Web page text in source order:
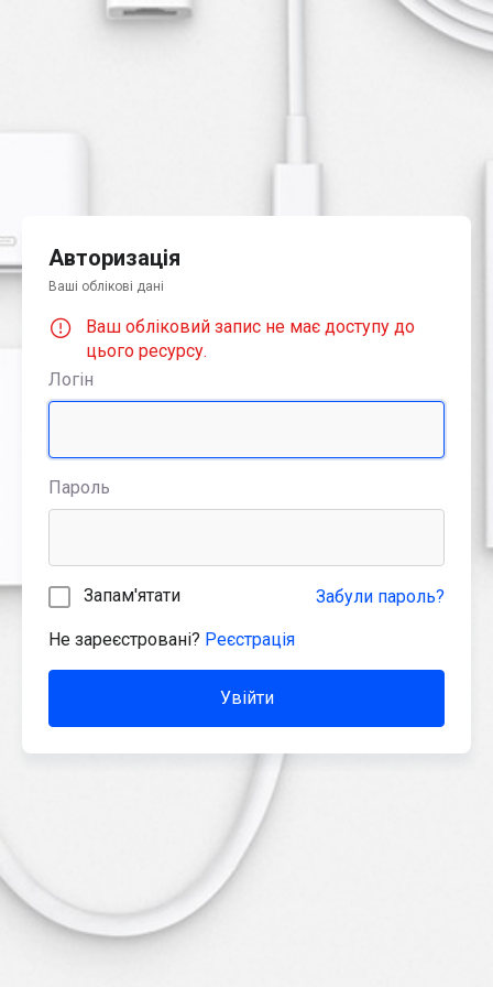
Авторизація
Ваші облікові дані
Ваш обліковий запис не має доступу до
цього ресурсу.
Логін
Пароль
Запам'ятати Забули пароль?
Не зареєстровані? Реєстрація